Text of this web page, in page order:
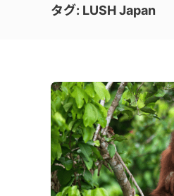
タグ: LUSH Japan